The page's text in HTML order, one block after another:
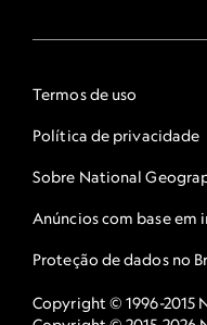
Termos de uso
Política de privacidade
Sobre National
Anúncios com base em
Proteção de dados no
Copyright © 1996-2015